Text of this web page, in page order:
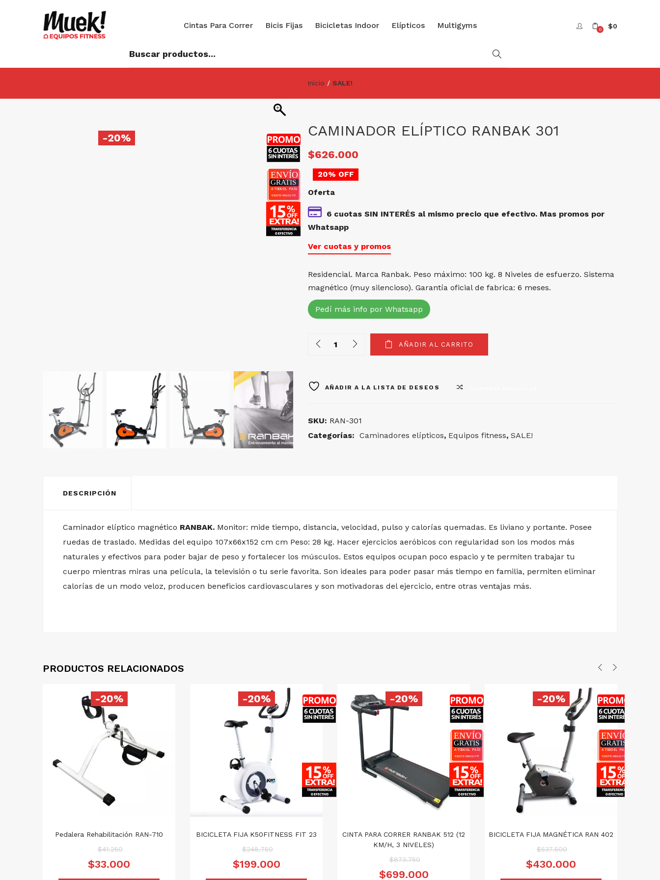
Cintas Para Correr Bicis Fijas Bicicletas Indoor Elípticos Multigyms 0 $0
Inicio SALE!
-20% CAMINADOR ELÍPTICO RANBAK 301
El
precio
original
era:
$782.500.
$626.000
20% OFF
Oferta
6 cuotas SIN INTERÉS al mismo precio que efectivo. Mas promos por
Whatsapp
Ver cuotas y promos
Residencial. Marca Ranbak. Peso máximo: 100 kg. 8 Niveles de esfuerzo. Sistema
magnético (muy silencioso). Garantía oficial de fabrica: 6 meses.
Pedí más info por Whatsapp
Quantity AÑADIR AL CARRITO
AÑADIR A LA LISTA DE DESEOS
SKU: RAN-301
Categorías: Caminadores elípticos, Equipos fitness, SALE!
DESCRIPCIÓN
Caminador elíptico magnético RANBAK. Monitor: mide tiempo, distancia, velocidad, pulso y calorías quemadas. Es liviano y portante. Posee
ruedas de traslado. Medidas del equipo 107x66x152 cm cm Peso: 28 kg. Hacer ejercicios aeróbicos con regularidad son los modos más
naturales y efectivos para poder bajar de peso y fortalecer los músculos. Estos equipos ocupan poco espacio y te permiten trabajar tu
cuerpo mientras miras una película, la televisión o tu serie favorita. Son ideales para poder pasar más tiempo en familia, permiten eliminar
calorías de un modo veloz, producen beneficios cardiovasculares y son motivadoras del ejercicio, entre otras ventajas más.
PRODUCTOS RELACIONADOS
-20%
Pedalera Rehabilitación RAN-710
$41.250El
precio
$33.000
-20%
BICICLETA FIJA K50FITNESS FIT 23
$248.750El
precio
$199.000
-20%
CINTA PARA CORRER RANBAK 512 (12
KM/H, 3 NIVELES)
$873.750El
precio
$699.000
-20%
BICICLETA FIJA MAGNÉTICA RAN 402
$537.500El
precio
$430.000